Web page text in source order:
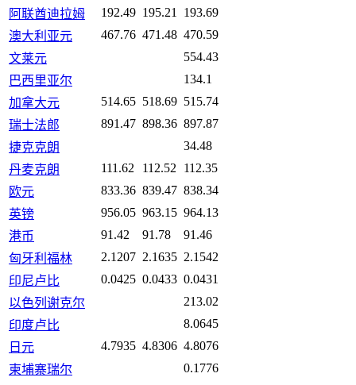
阿联酋迪拉姆
192.49 195.21
193.69
澳大利亚元
467.76 471.48 470.59
文莱元
554.43
巴西里亚尔
134.1
加拿大元
514.65 518.69 515.74
瑞士法郎
891.47 898.36 897.87
捷克克朗
34.48
丹麦克朗
111.62 112.52
112.35
欧元
833.36 839.47 838.34
英镑
956.05 963.15 964.13
港币
91.42 91.78
91.46
匈牙利福林
2.1207 2.1635 2.1542
印尼卢比
0.0425 0.0433 0.0431
以色列谢克尔
213.02
印度卢比
8.0645
日元
4.7935 4.8306 4.8076
柬埔寨瑞尔
0.1776